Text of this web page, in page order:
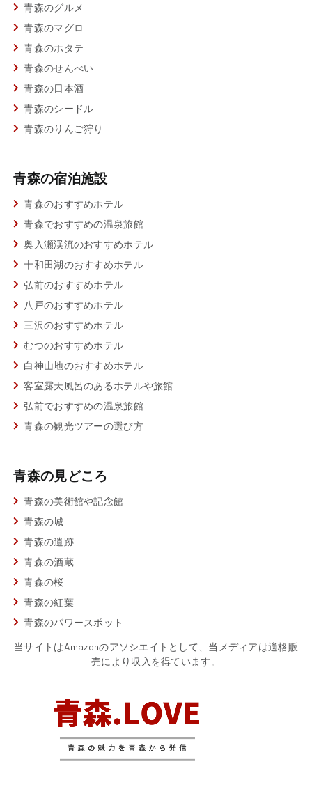
青森のグルメ
青森のマグロ
青森のホタテ
青森のせんべい
青森の日本酒
青森のシードル
青森のりんご狩り
青森の宿泊施設
青森のおすすめホテル
青森でおすすめの温泉旅館
奥入瀬渓流のおすすめホテル
十和田湖のおすすめホテル
弘前のおすすめホテル
八戸のおすすめホテル
三沢のおすすめホテル
むつのおすすめホテル
白神山地のおすすめホテル
客室露天風呂のあるホテルや旅館
弘前でおすすめの温泉旅館
青森の観光ツアーの選び方
青森の見どころ
青森の美術館や記念館
青森の城
青森の遺跡
青森の酒蔵
青森の桜
青森の紅葉
青森のパワースポット
当サイトはAmazonのアソシエイトとして、当メディアは適格販
売により収入を得ています。